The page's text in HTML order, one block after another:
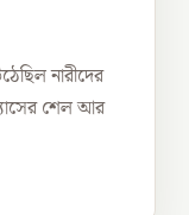
নারীদের
শেল আর